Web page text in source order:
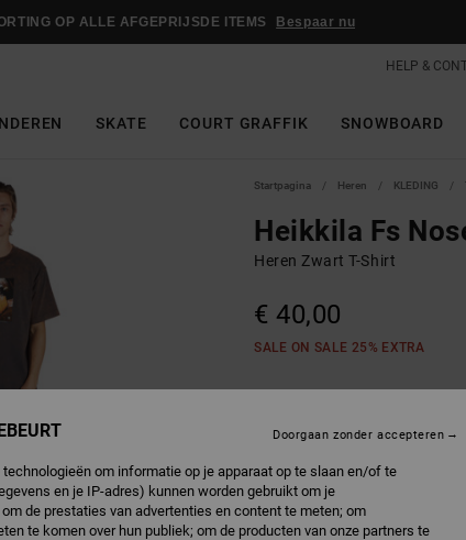
OP ALLE AFGEPRIJSDE ITEMS Bespaar nu
HELP &
SKATE COURT GRAFFIK SNOWBOARD
Startpagina Heren KLEDING
Heikkila Fs
Heren Zwart T-Shirt
€ 40,00
SALE ON SALE 25% EXTRA
om informatie op je apparaat op te slaan en/of te
en je IP-adres) kunnen worden gebruikt om je
de prestaties van advertenties en content te meten; om
te komen over hun publiek; om de producten van onze partners te
Doorgaan zonder accepteren